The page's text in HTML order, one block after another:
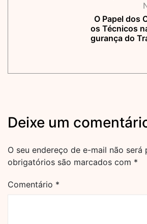
O Papel dos
os Técnicos
gurança do
Deixe um
O seu endereço de e-mail não será
obrigatórios são marcados com *
Comentário *